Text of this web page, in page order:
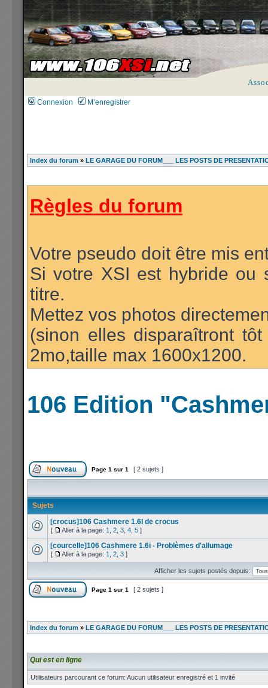
Connexion M’enregistrer
Index du forum » LE GARAGE DU FORUM___ LES POSTS DE
Règles du forum
Votre pseudo doit être mis
Si votre XSI est hybride ou
titre.
Mettez vos photos
(sinon elles disparaîtront
2mo,taille max 1600x1200.
106 Edition
Page 1 sur 1 [ 2 sujets ]
Sujets
[crocus]106 Cashmere 1.6l de crocus
[ Aller à la page: 1 2 3 4 5 ]
[courcelle]106 Cashmere 1.6i - Problèmes d'allumage
[ Aller à la page: 1 2 3 ]
Afficher les sujets postés depuis:
Page 1 sur 1 [ 2 sujets ]
Index du forum » LE GARAGE DU FORUM___ LES POSTS DE
Qui est en ligne
Utilisateurs parcourant ce forum: Aucun utilisateur enregistré et 1 invité